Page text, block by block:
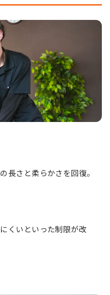
長さと柔らかさを回復。
くいといった制限が改